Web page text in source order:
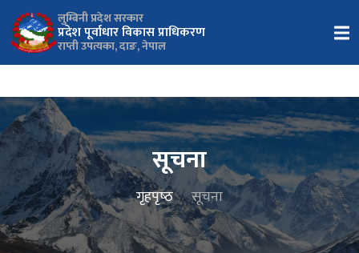
लुम्बिनी प्रदेश सरकार
प्रदेश पूर्वाधार विकास प्राधिकरण
राप्ती उपत्यका, दाङ, नेपाल
सूचना
गृहपृष्‍ठ सूचना